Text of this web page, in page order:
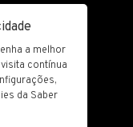
a melhor
contínua
da Saber